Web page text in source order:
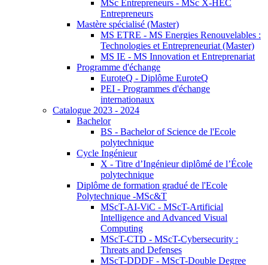
MSc Entrepreneurs - MSc X-HEC
Entrepreneurs
Mastère spécialisé (Master)
MS ETRE - MS Energies Renouvelables :
Technologies et Entrepreneuriat (Master)
MS IE - MS Innovation et Entreprenariat
Programme d'échange
EuroteQ - Diplôme EuroteQ
PEI - Programmes d'échange
internationaux
Catalogue 2023 - 2024
Bachelor
BS - Bachelor of Science de l'Ecole
polytechnique
Cycle Ingénieur
X - Titre d’Ingénieur diplômé de l’École
polytechnique
Diplôme de formation gradué de l'Ecole
Polytechnique -MSc&T
MScT-AI-ViC - MScT-Artificial
Intelligence and Advanced Visual
Computing
MScT-CTD - MScT-Cybersecurity :
Threats and Defenses
MScT-DDDF - MScT-Double Degree